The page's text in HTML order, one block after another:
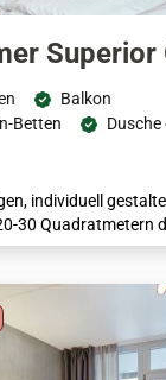
Balkon
Betten
individuell
30 Quadratmetern
des einmaligen